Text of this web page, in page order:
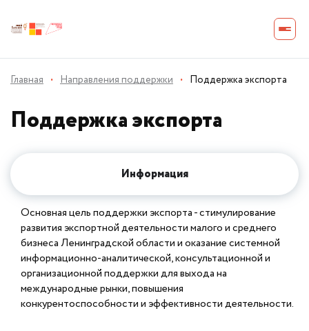
Главная · Направления поддержки · Поддержка экспорта
Поддержка экспорта
Информация
Основная цель поддержки экспорта - стимулирование
развития экспортной деятельности малого и среднего
бизнеса Ленинградской области и оказание системной
информационно-аналитической, консультационной и
организационной поддержки для выхода на
международные рынки, повышения
конкурентоспособности и эффективности деятельности.